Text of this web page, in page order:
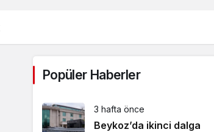
Popüler Haberler
3 hafta önce
Beykoz’da ikinci dalga